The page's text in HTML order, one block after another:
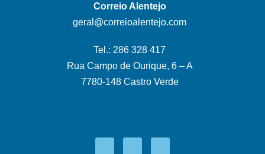
Correio Alentejo
geral@correioalentejo.com
Tel.: 286 328 417
Rua Campo de Ourique, 6 – A
7780-148 Castro Verde